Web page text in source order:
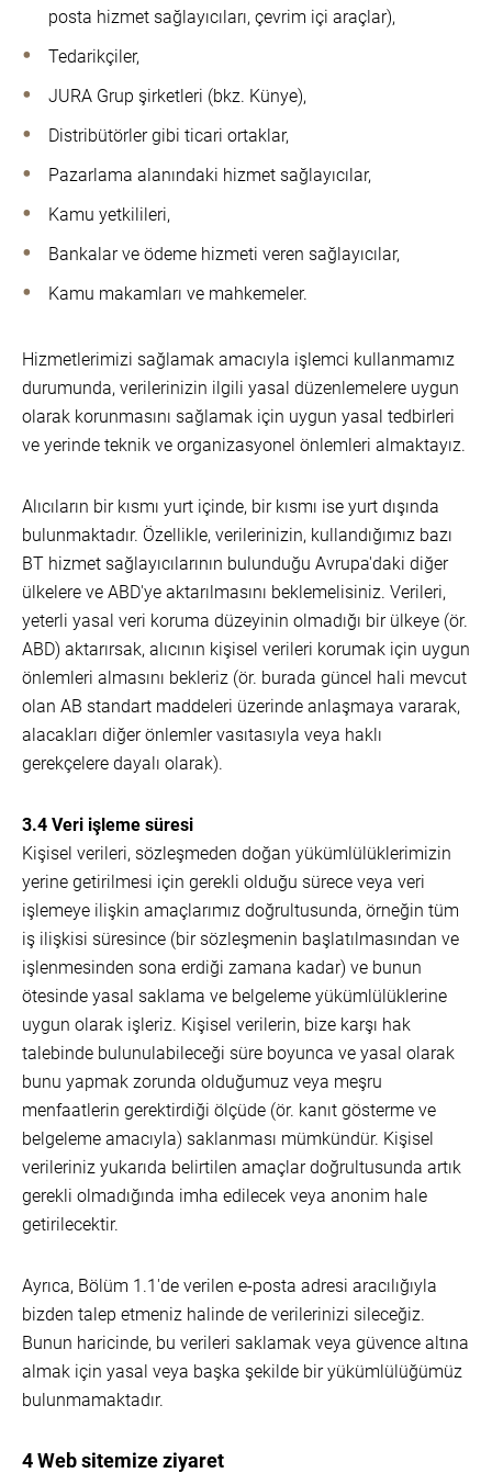
posta hizmet sağlayıcıları, çevrim içi araçlar),
Tedarikçiler,
JURA Grup şirketleri (bkz. Künye),
Distribütörler gibi ticari ortaklar,
Pazarlama alanındaki hizmet sağlayıcılar,
Kamu yetkilileri,
Bankalar ve ödeme hizmeti veren sağlayıcılar,
Kamu makamları ve mahkemeler.
Hizmetlerimizi sağlamak amacıyla işlemci kullanmamız
durumunda, verilerinizin ilgili yasal düzenlemelere uygun
olarak korunmasını sağlamak için uygun yasal tedbirleri
ve yerinde teknik ve organizasyonel önlemleri almaktayız.
Alıcıların bir kısmı yurt içinde, bir kısmı ise yurt dışında
bulunmaktadır. Özellikle, verilerinizin, kullandığımız bazı
BT hizmet sağlayıcılarının bulunduğu Avrupa'daki diğer
ülkelere ve ABD'ye aktarılmasını beklemelisiniz. Verileri,
yeterli yasal veri koruma düzeyinin olmadığı bir ülkeye (ör.
ABD) aktarırsak, alıcının kişisel verileri korumak için uygun
önlemleri almasını bekleriz (ör. burada güncel hali mevcut
olan AB standart maddeleri üzerinde anlaşmaya vararak,
alacakları diğer önlemler vasıtasıyla veya haklı
gerekçelere dayalı olarak).
3.4 Veri işleme süresi
Kişisel verileri, sözleşmeden doğan yükümlülüklerimizin
yerine getirilmesi için gerekli olduğu sürece veya veri
işlemeye ilişkin amaçlarımız doğrultusunda, örneğin tüm
iş ilişkisi süresince (bir sözleşmenin başlatılmasından ve
işlenmesinden sona erdiği zamana kadar) ve bunun
ötesinde yasal saklama ve belgeleme yükümlülüklerine
uygun olarak işleriz. Kişisel verilerin, bize karşı hak
talebinde bulunulabileceği süre boyunca ve yasal olarak
bunu yapmak zorunda olduğumuz veya meşru
menfaatlerin gerektirdiği ölçüde (ör. kanıt gösterme ve
belgeleme amacıyla) saklanması mümkündür. Kişisel
verileriniz yukarıda belirtilen amaçlar doğrultusunda artık
gerekli olmadığında imha edilecek veya anonim hale
getirilecektir.
Ayrıca, Bölüm 1.1'de verilen e-posta adresi aracılığıyla
bizden talep etmeniz halinde de verilerinizi sileceğiz.
Bunun haricinde, bu verileri saklamak veya güvence altına
almak için yasal veya başka şekilde bir yükümlülüğümüz
bulunmamaktadır.
4 Web sitemize ziyaret